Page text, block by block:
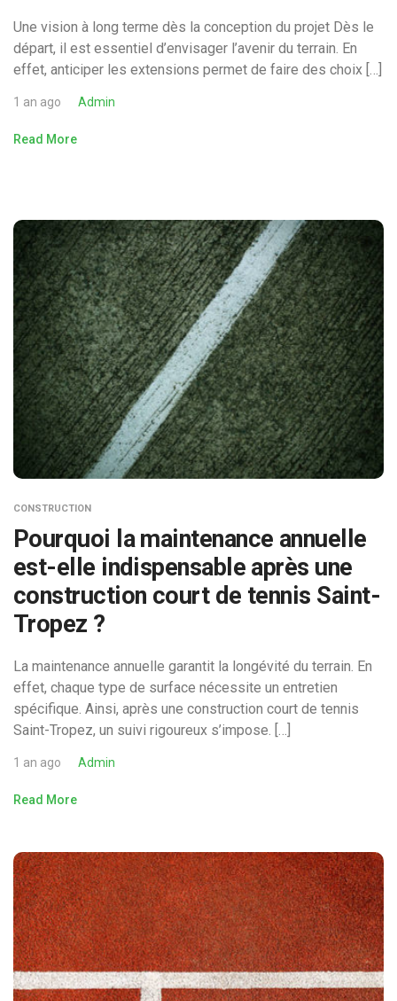
Une vision à long terme dès la conception du projet Dès le
départ, il est essentiel d’envisager l’avenir du terrain. En
effet, anticiper les extensions permet de faire des choix […]
1 an ago Admin
Read More
CONSTRUCTION
Pourquoi la maintenance annuelle
est-elle indispensable après une
construction court de tennis Saint-
Tropez ?
La maintenance annuelle garantit la longévité du terrain. En
effet, chaque type de surface nécessite un entretien
spécifique. Ainsi, après une construction court de tennis
Saint-Tropez, un suivi rigoureux s’impose. […]
1 an ago Admin
Read More